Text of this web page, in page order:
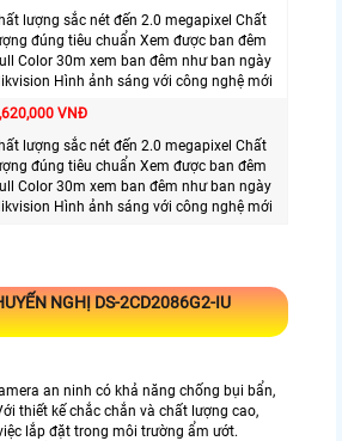
lượng sắc nét đến 2.0 megapixel Chất
đúng tiêu chuẩn Xem được ban đêm
Color 30m xem ban đêm như ban ngày
Hình ảnh sáng với công nghệ mới
VNĐ
lượng sắc nét đến 2.0 megapixel Chất
đúng tiêu chuẩn Xem được ban đêm
Color 30m xem ban đêm như ban ngày
Hình ảnh sáng với công nghệ mới
NGHỊDS-2CD2086G2-IU
an ninh có khả năng chống bụi bẩn,
thiết kế chắc chắn và chất lượng cao,
lắp đặt trong môi trường ẩm ướt.